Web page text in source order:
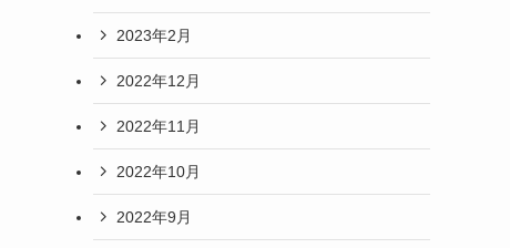
2023年2月
2022年12月
2022年11月
2022年10月
2022年9月